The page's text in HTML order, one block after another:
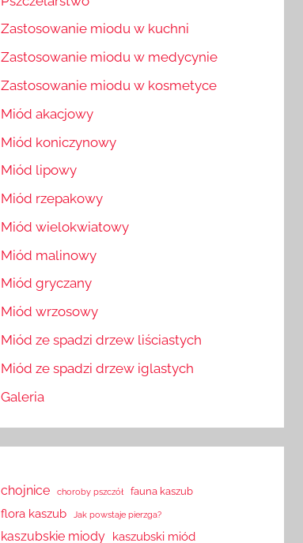
Zastosowanie miodu w kuchni
Zastosowanie miodu w medycynie
Zastosowanie miodu w kosmetyce
Miód akacjowy
Miód koniczynowy
Miód lipowy
Miód rzepakowy
Miód wielokwiatowy
Miód malinowy
Miód gryczany
Miód wrzosowy
Miód ze spadzi drzew liściastych
Miód ze spadzi drzew iglastych
Galeria
chojnice choroby pszczół fauna kaszub
flora kaszub Jak powstaje pierzga?
kaszubskie miody kaszubski miód